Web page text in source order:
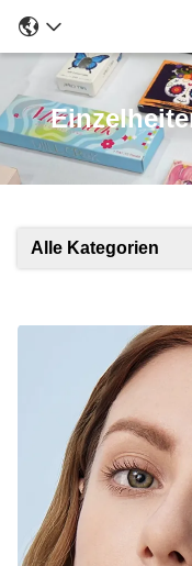
Alle Kategorien